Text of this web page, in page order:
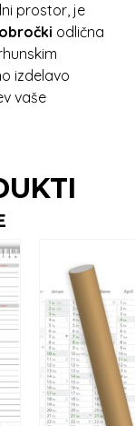
prostor, je
odlična
izdelavo
vaše